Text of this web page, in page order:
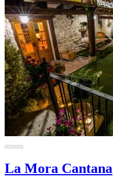
La Mora Cantana